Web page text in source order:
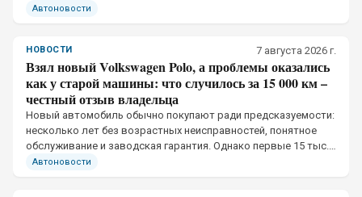
простота ремонта отходят на второй план
Автоновости
НОВОСТИ 7 августа 2026 г.
Взял новый Volkswagen Polo, а проблемы оказались
как у старой машины: что случилось за 15 000 км –
честный отзыв владельца
Новый автомобиль обычно покупают ради предсказуемости:
несколько лет без возрастных неисправностей, понятное
обслуживание и заводская гарантия. Однако первые 15 тыс.
км одного Volkswagen Polo 2018 года принесли две претензии
Автоновости